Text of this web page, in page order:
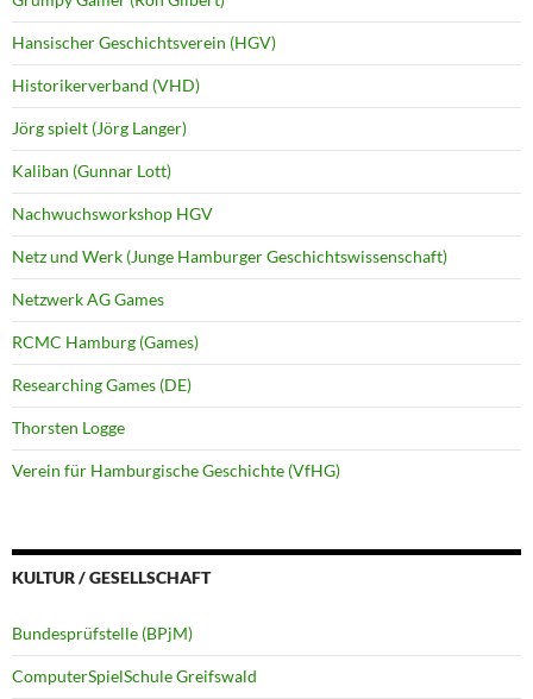
Hansischer Geschichtsverein (HGV)
Historikerverband (VHD)
Jörg spielt (Jörg Langer)
Kaliban (Gunnar Lott)
Nachwuchsworkshop HGV
Netz und Werk (Junge Hamburger Geschichtswissenschaft)
Netzwerk AG Games
RCMC Hamburg (Games)
Researching Games (DE)
Thorsten Logge
Verein für Hamburgische Geschichte (VfHG)
KULTUR / GESELLSCHAFT
Bundesprüfstelle (BPjM)
ComputerSpielSchule Greifswald